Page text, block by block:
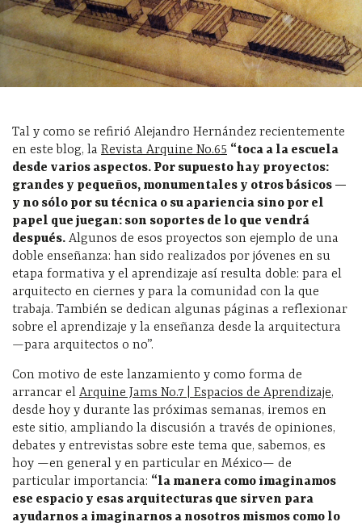
Tal y como se refirió Alejandro Hernández recientemente
en este blog, la Revista Arquine No.65 “toca a la escuela
desde varios aspectos. Por supuesto hay proyectos:
grandes y pequeños, monumentales y otros básicos —
y no sólo por su técnica o su apariencia sino por el
papel que juegan: son soportes de lo que vendrá
después. Algunos de esos proyectos son ejemplo de una
doble enseñanza: han sido realizados por jóvenes en su
etapa formativa y el aprendizaje así resulta doble: para el
arquitecto en ciernes y para la comunidad con la que
trabaja. También se dedican algunas páginas a reflexionar
sobre el aprendizaje y la enseñanza desde la arquitectura
—para arquitectos o no”.
Con motivo de este lanzamiento y como forma de
arrancar el Arquine Jams No.7 | Espacios de Aprendizaje,
desde hoy y durante las próximas semanas, iremos en
este sitio, ampliando la discusión a través de opiniones,
debates y entrevistas sobre este tema que, sabemos, es
hoy —en general y en particular en México— de
particular importancia: “la manera como imaginamos
ese espacio y esas arquitecturas que sirven para
ayudarnos a imaginarnos a nosotros mismos como lo